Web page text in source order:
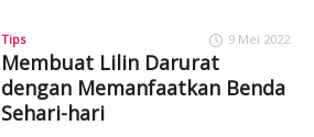
Tips 9 Mei 2022
Membuat Lilin Darurat
dengan Memanfaatkan Benda
Sehari-hari